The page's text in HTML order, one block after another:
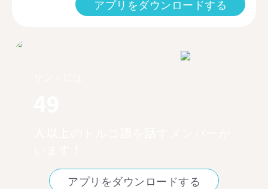
アプリをダウンロードする
アプリをダウンロードする